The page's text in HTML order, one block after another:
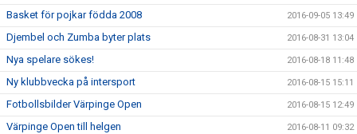
Basket för pojkar födda 2008 2016-09-05 13:49
Djembel och Zumba byter plats 2016-08-31 13:04
Nya spelare sökes! 2016-08-18 11:48
Ny klubbvecka på intersport 2016-08-15 15:11
Fotbollsbilder Värpinge Open 2016-08-15 12:49
Värpinge Open till helgen 2016-08-11 09:32